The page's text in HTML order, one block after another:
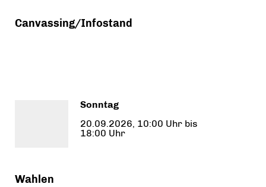
Canvassing/Infostand
Sonntag
20.09.2026, 10:00 Uhr bis
18:00 Uhr
Wahlen